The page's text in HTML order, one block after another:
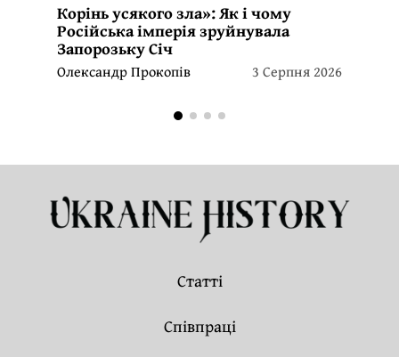
Корінь усякого зла»: Як і чому
Російська імперія зруйнувала
Запорозьку Січ
Олександр Прокопів 3 Серпня 2026
Статті
Співпраці